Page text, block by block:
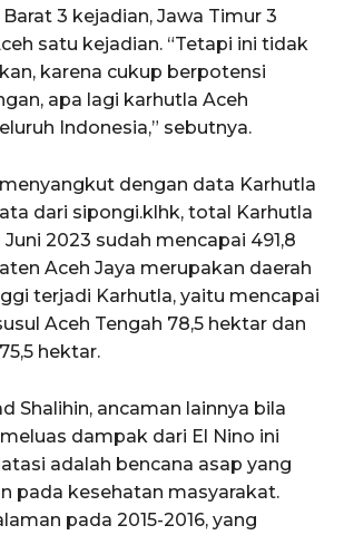
3 kejadian, Jawa Timur 3
satu kejadian. “Tetapi ini tidak
karena cukup berpotensi
apa lagi karhutla Aceh
Indonesia,” sebutnya.
dengan data Karhutla
dari sipongi.klhk, total Karhutla
2023 sudah mencapai 491,8
Aceh Jaya merupakan daerah
terjadi Karhutla, yaitu mencapai
Aceh Tengah 78,5 hektar dan
hektar.
Shalihin, ancaman lainnya bila
dampak dari El Nino ini
adalah bencana asap yang
pada kesehatan masyarakat.
pada 2015-2016, yang